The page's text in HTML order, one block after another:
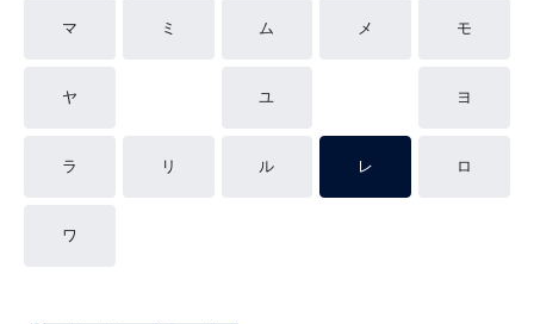
マ ミ ム メ モ
ヤ ユ ヨ
ラ リ ル レ ロ
ワ